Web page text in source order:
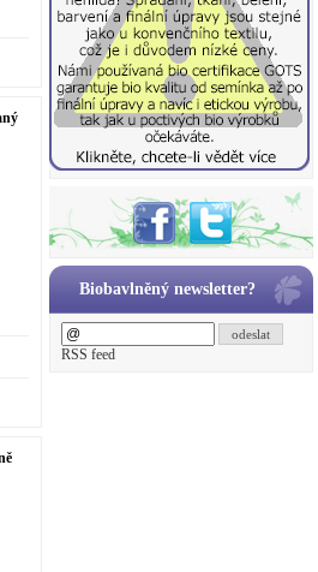
Biobavlněný newsletter?
odeslat
RSS feed